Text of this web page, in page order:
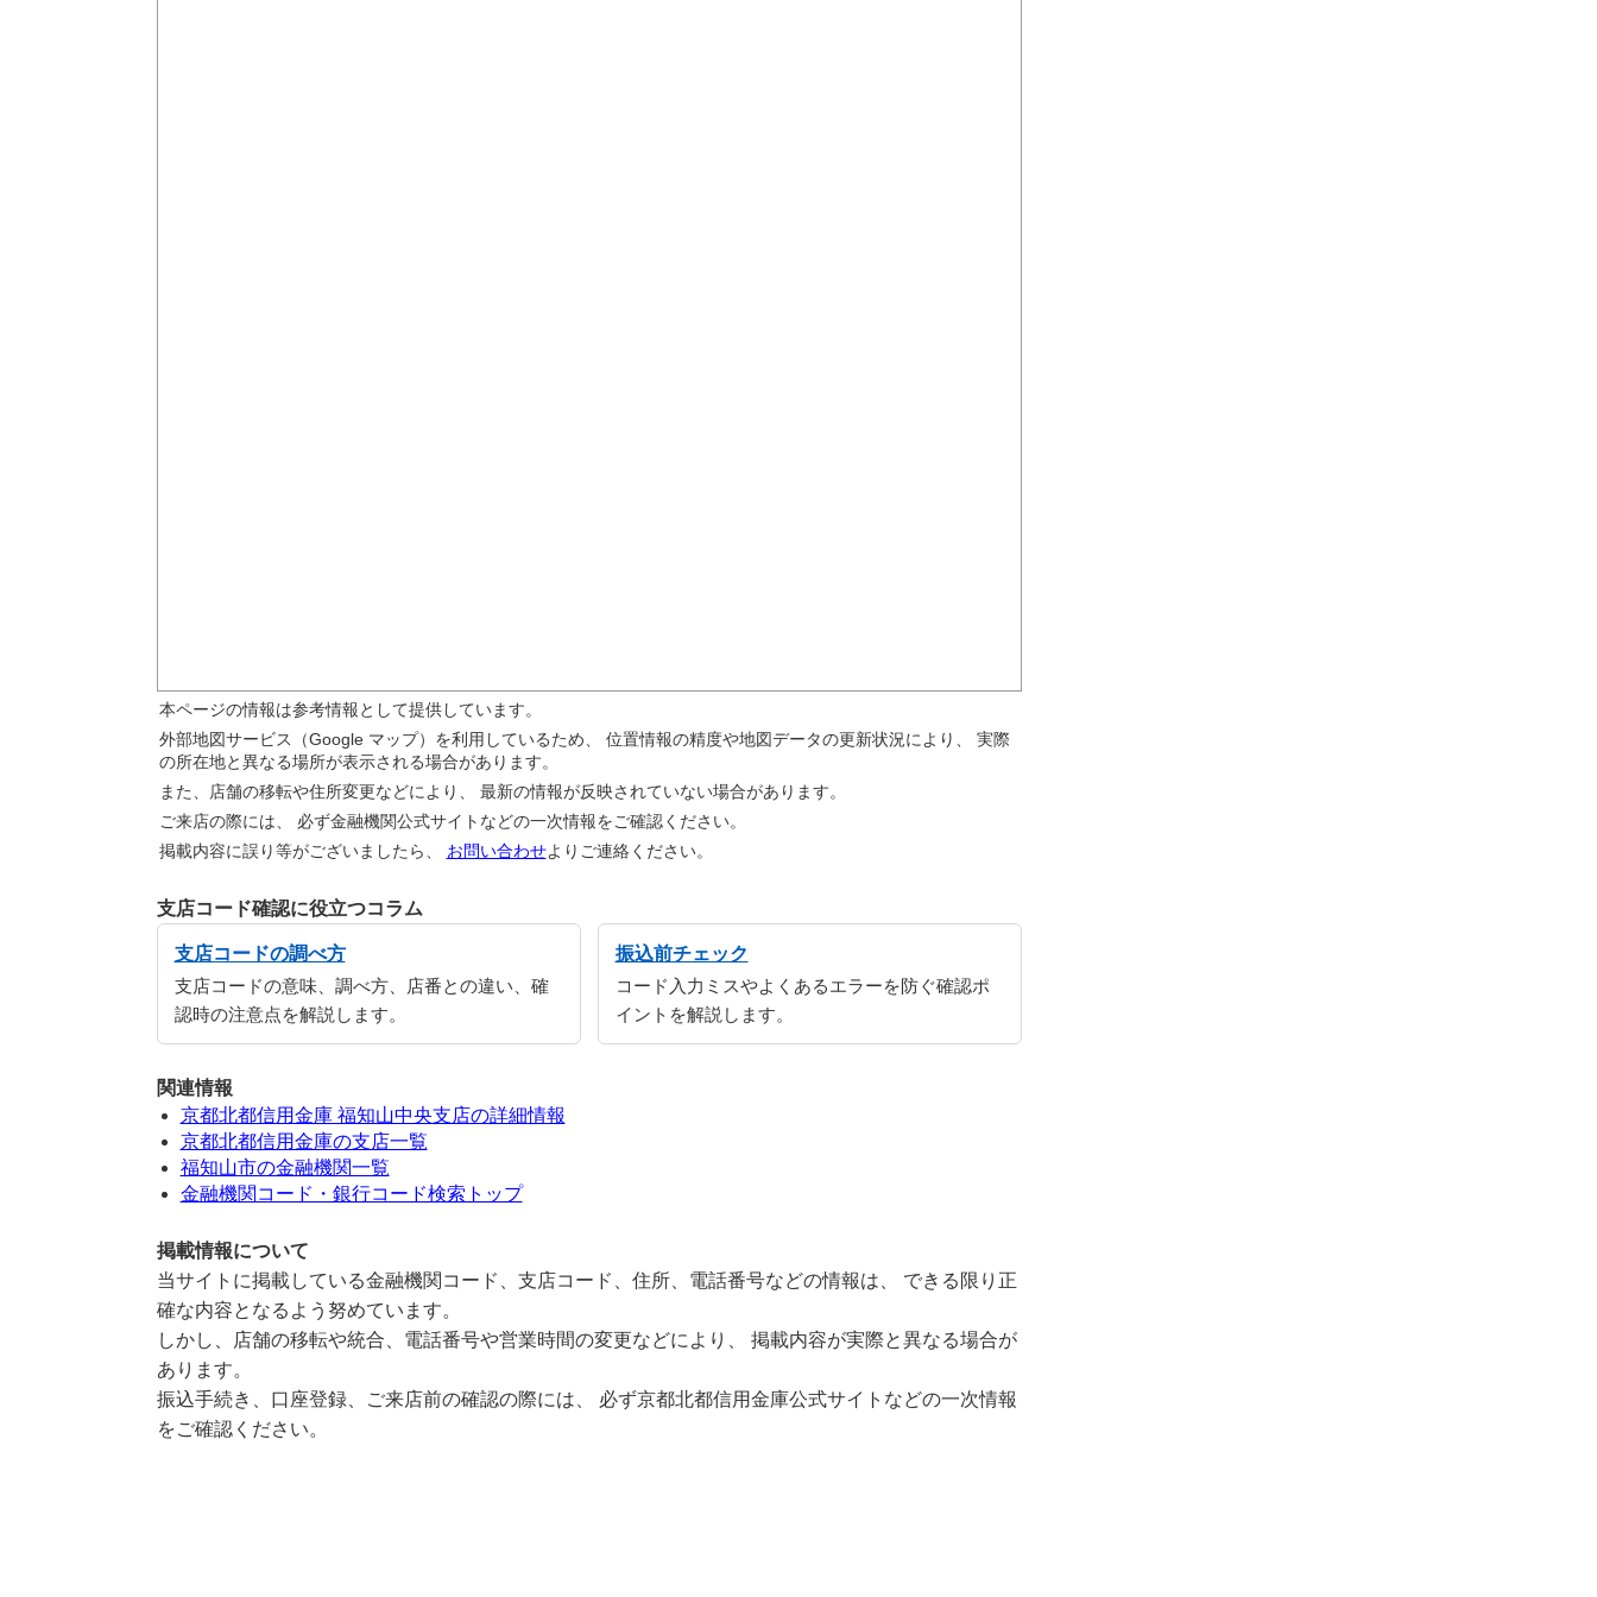
本ページの情報は参考情報として提供しています。
外部地図サービス（Google マップ）を利用しているため、 位置情報の精度や地図データの更新状況により、 実際
の所在地と異なる場所が表示される場合があります。
また、店舗の移転や住所変更などにより、 最新の情報が反映されていない場合があります。
ご来店の際には、 必ず金融機関公式サイトなどの一次情報をご確認ください。
掲載内容に誤り等がございましたら、 お問い合わせよりご連絡ください。
支店コード確認に役立つコラム
支店コードの調べ方
支店コードの意味、調べ方、店番との違い、確
認時の注意点を解説します。
振込前チェック
コード入力ミスやよくあるエラーを防ぐ確認ポ
イントを解説します。
関連情報
京都北都信用金庫 福知山中央支店の詳細情報
京都北都信用金庫の支店一覧
福知山市の金融機関一覧
金融機関コード・銀行コード検索トップ
掲載情報について
当サイトに掲載している金融機関コード、支店コード、住所、電話番号などの情報は、 できる限り正
確な内容となるよう努めています。
しかし、店舗の移転や統合、電話番号や営業時間の変更などにより、 掲載内容が実際と異なる場合が
あります。
振込手続き、口座登録、ご来店前の確認の際には、 必ず京都北都信用金庫公式サイトなどの一次情報
をご確認ください。